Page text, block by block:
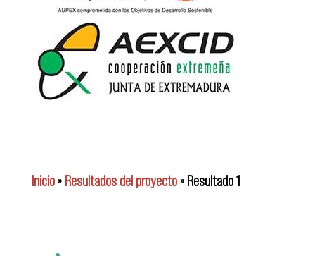
Inicio» Resultados del proyecto» Resultado 1